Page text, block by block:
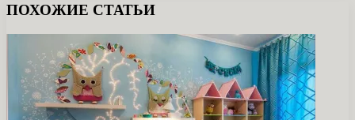
ПОХОЖИЕ СТАТЬИ